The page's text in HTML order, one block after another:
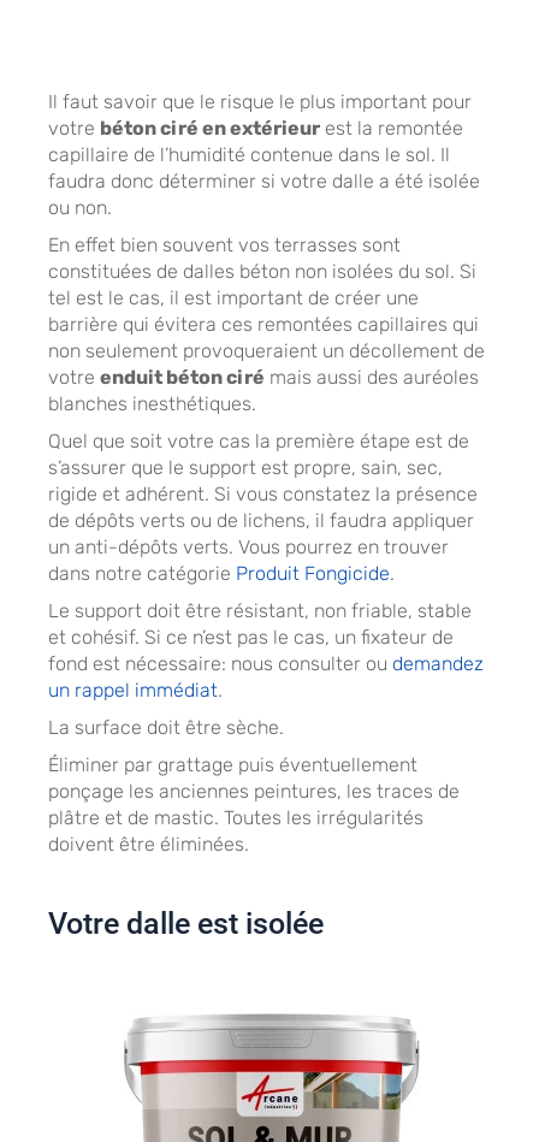
Il faut savoir que le risque le plus important pour
votre béton ciré en extérieur est la remontée
capillaire de l’humidité contenue dans le sol. Il
faudra donc déterminer si votre dalle a été isolée
ou non.
En effet bien souvent vos terrasses sont
constituées de dalles béton non isolées du sol. Si
tel est le cas, il est important de créer une
barrière qui évitera ces remontées capillaires qui
non seulement provoqueraient un décollement de
votre enduit béton ciré mais aussi des auréoles
blanches inesthétiques.
Quel que soit votre cas la première étape est de
s’assurer que le support est propre, sain, sec,
rigide et adhérent. Si vous constatez la présence
de dépôts verts ou de lichens, il faudra appliquer
un anti-dépôts verts. Vous pourrez en trouver
dans notre catégorie Produit Fongicide.
Le support doit être résistant, non friable, stable
et cohésif. Si ce n’est pas le cas, un fixateur de
fond est nécessaire: nous consulter ou demandez
un rappel immédiat.
La surface doit être sèche.
Éliminer par grattage puis éventuellement
ponçage les anciennes peintures, les traces de
plâtre et de mastic. Toutes les irrégularités
doivent être éliminées.
Votre dalle est isolée